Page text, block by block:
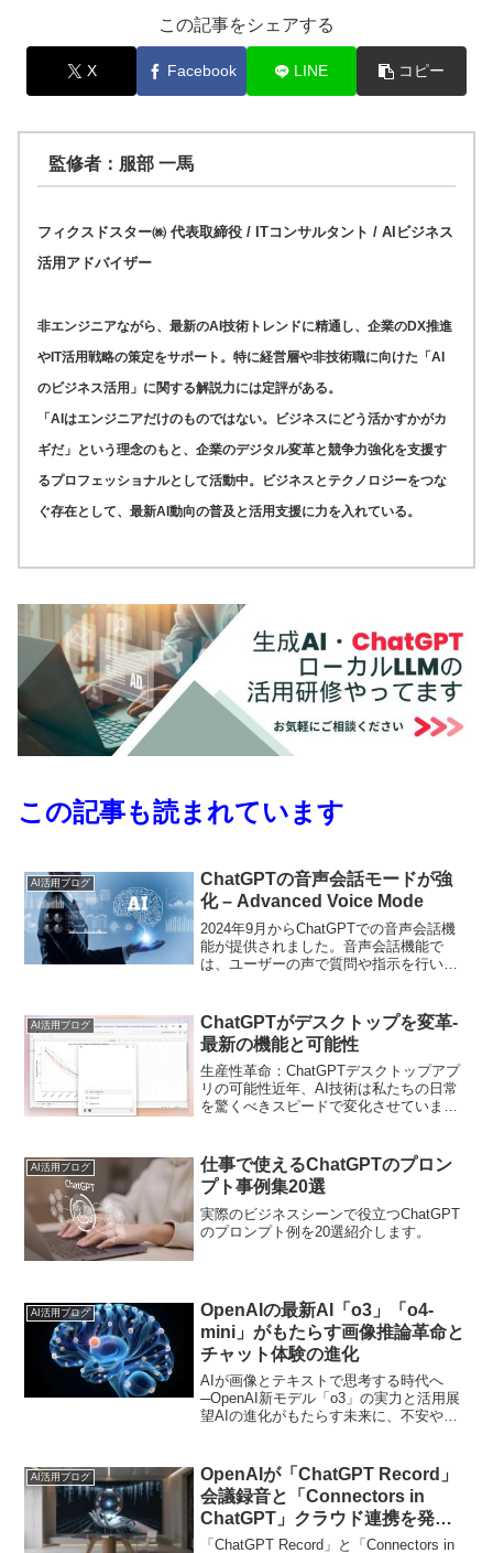
この記事をシェアする
X Facebook LINE コピー
監修者：服部 一馬
フィクスドスター㈱ 代表取締役 / ITコンサルタント / AIビジネス
活用アドバイザー
非エンジニアながら、最新のAI技術トレンドに精通し、企業のDX推進
やIT活用戦略の策定をサポート。特に経営層や非技術職に向けた「AI
のビジネス活用」に関する解説力には定評がある。
「AIはエンジニアだけのものではない。ビジネスにどう活かすかがカ
ギだ」という理念のもと、企業のデジタル変革と競争力強化を支援す
るプロフェッショナルとして活動中。ビジネスとテクノロジーをつな
ぐ存在として、最新AI動向の普及と活用支援に力を入れている。
この記事も読まれています
AI活用ブログ
ChatGPTの音声会話モードが強
化 – Advanced Voice Mode
2024年9月からChatGPTでの音声会話機
能が提供されました。音声会話機能で
は、ユーザーの声で質問や指示を行い、
ンやPCで利用できるこの音声会話機能に
ついて、わかりやすく紹介します。
AI活用ブログ
ChatGPTがデスクトップを変革-
最新の機能と可能性
生産性革命：ChatGPTデスクトップアプ
リの可能性近年、AI技術は私たちの日常
を驚くべきスピードで変化させていま
法を提案しました。デスクトップアプリ
の進化...
AI活用ブログ
仕事で使えるChatGPTのプロン
プト事例集20選
実際のビジネスシーンで役立つChatGPT
のプロンプト例を20選紹介します。
AI活用ブログ
OpenAIの最新AI「o3」「o4-
mini」がもたらす画像推論革命と
チャット体験の進化
AIが画像とテキストで思考する時代へ
─OpenAI新モデル「o3」の実力と活用展
望AIの進化がもたらす未来に、不安や期
雑な情報も理解できる時代が来るの？」
そんな疑問に...
AI活用ブログ
OpenAIが「ChatGPT Record」
会議録音と「Connectors in
ChatGPT」クラウド連携を発
表！
「ChatGPT Record」と「Connectors in